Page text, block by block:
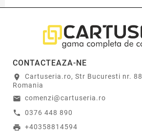
CONTACTEAZA-NE
location_on
Cartuseria.ro, Str Bucuresti nr.
Romania
email comenzi@cartuseria.ro
call 0376 448 890
print +40358814594